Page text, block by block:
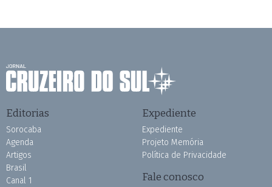
Editorias
Sorocaba
Agenda
Artigos
Brasil
Canal 1
Expediente
Expediente
Projeto Memória
Política de Privacidade
Fale conosco